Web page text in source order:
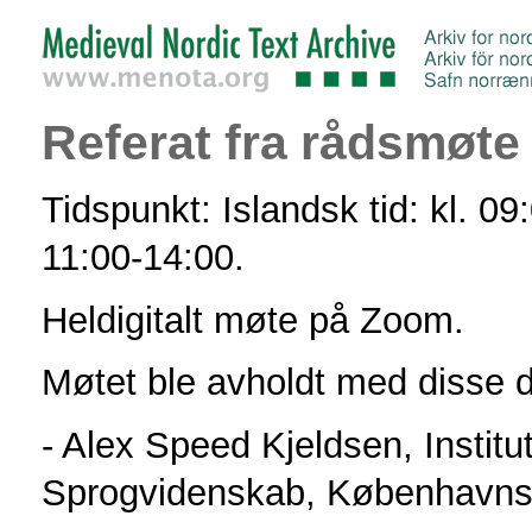
Referat fra
Tidspunkt: Islandsk tid: kl.
11:00-14:00.
Heldigitalt møte på Zoom.
Møtet ble avholdt med disse
- Alex Speed Kjeldsen,
Sprogvidenskab,